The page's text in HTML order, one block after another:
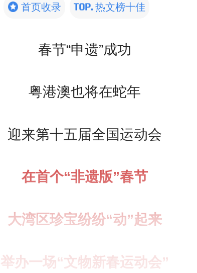
首页收录 热文榜十佳
春节“申遗”成功
粤港澳也将在蛇年
迎来第十五届全国运动会
在首个“非遗版”春节
大湾区珍宝纷纷“动”起来
举办一场“文物新春运动会”